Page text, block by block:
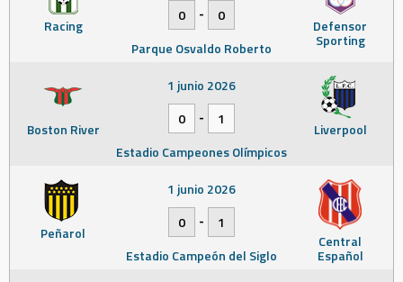
Racing Defensor
Sporting
0
-
0
Parque Osvaldo Roberto
Boston River Liverpool
1 junio 2026
0
-
1
Estadio Campeones Olímpicos
Peñarol Central
Español
1 junio 2026
0
-
1
Estadio Campeón del Siglo